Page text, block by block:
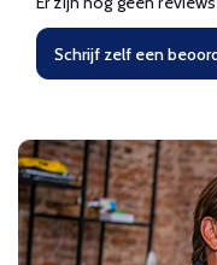
Schrijf zelf een